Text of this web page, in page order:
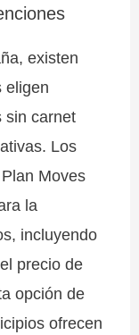
existen
eligen
sin carnet
Los
Moves
la
incluyendo
precio de
opción de
ofrecen